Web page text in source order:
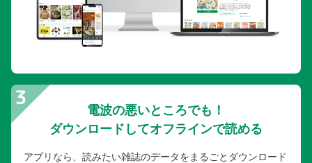
電波の悪いところでも！
ダウンロードしてオフラインで読める
アプリなら、読みたい雑誌のデータをまるごとダウンロード